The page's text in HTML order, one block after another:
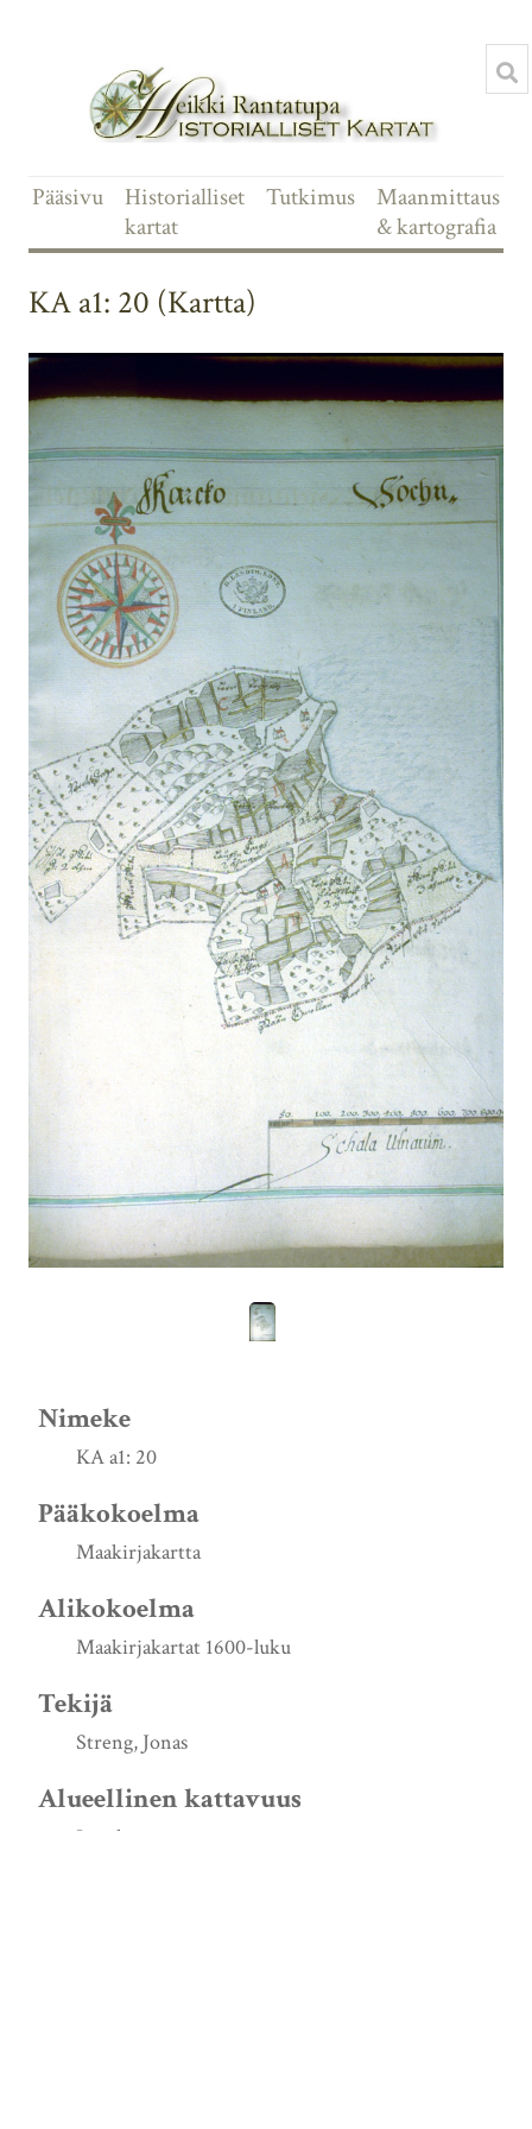
Pääsivu
Historialliset
kartat
Tutkimus
Maanmittaus
& kartografia
KA a1: 20 (Kartta)
Nimeke
KA a1: 20
Pääkokoelma
Maakirjakartta
Alikokoelma
Maakirjakartat 1600-luku
Tekijä
Streng, Jonas
Alueellinen kattavuus
Jossala